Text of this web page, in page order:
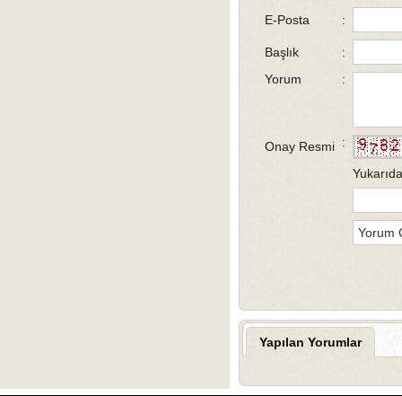
E-Posta :
Başlık
:
Yorum
:
Onay Resmi :
Yapılan Yorumlar